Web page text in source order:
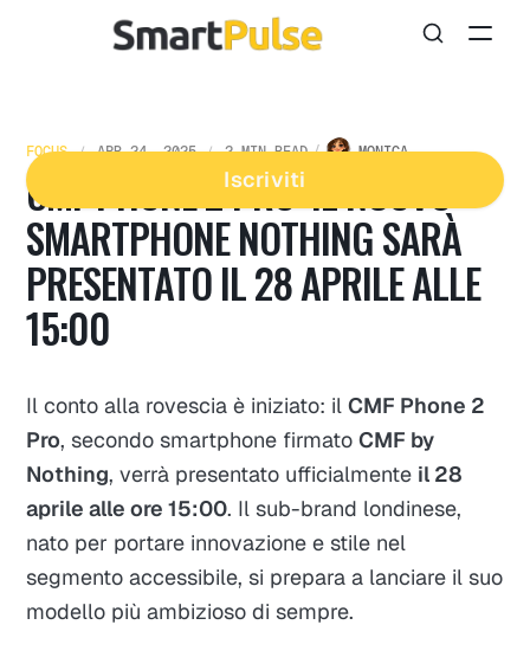
Iscriviti
FOCUS APR 24, 2025 2 MIN READ MONICA
CMF PHONE 2 PRO: IL NUOVO
SMARTPHONE NOTHING SARÀ
PRESENTATO IL 28 APRILE ALLE
15:00
Il conto alla rovescia è iniziato: ilCMF Phone 2
Pro, secondo smartphone firmatoCMF by
Nothing, verrà presentato ufficialmente il 28
aprile alle ore 15:00. Il sub-brand londinese,
nato per portare innovazione e stile nel
segmento accessibile, si prepara a lanciare il suo
modello più ambizioso di sempre.